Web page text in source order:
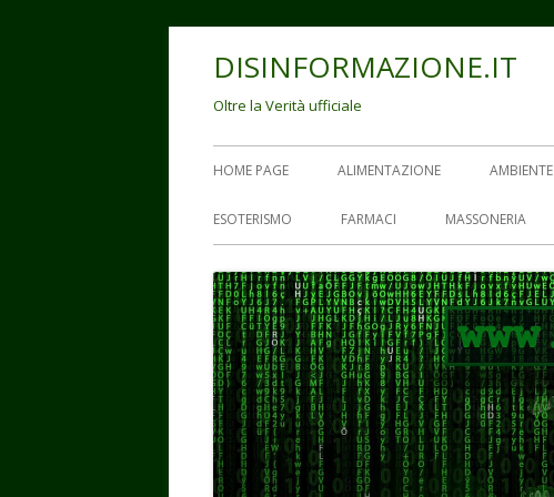
DISINFORMAZIONE.IT
Oltre la Verità ufficiale
Menu
principale
HOME PAGE ALIMENTAZIONE AMBIENTE
ESOTERISMO FARMACI MASSONERIA